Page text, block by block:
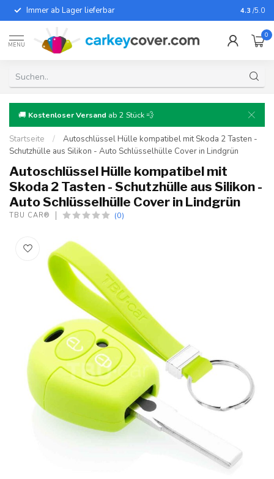
Immer ab Lager lieferbar Für fast
4.3 /5.0
MENU
0
🚚 Kostenloser Versand ab 2 Stück 💨
Startseite /
Autoschlüssel Hülle kompatibel mit Skoda 2 Tasten -
Schutzhülle aus Silikon - Auto Schlüsselhülle Cover in Lindgrün
Autoschlüssel Hülle kompatibel mit
Skoda 2 Tasten - Schutzhülle aus Silikon -
Auto Schlüsselhülle Cover in Lindgrün
TBU CAR® (0)